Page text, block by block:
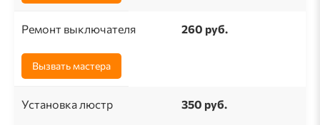
Ремонт выключателя 260 pуб.
Вызвать мастера
Установка люстр 350 руб.